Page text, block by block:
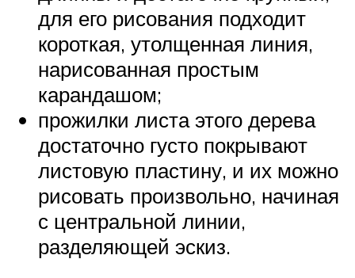
для его рисования подходит
короткая, утолщенная линия,
нарисованная простым
карандашом;
прожилки листа этого дерева
достаточно густо покрывают
листовую пластину, и их можно
рисовать произвольно, начиная
с центральной линии,
разделяющей эскиз.